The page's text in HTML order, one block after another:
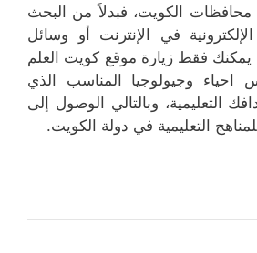
محافظات الكويت، فبدلاً من البحث
في الإنترنت أو وسائل
يمكنك فقط زيارة موقع كويت العلم
احياء وجيولوجيا المناسب الذي
التعليمية، وبالتالي الوصول إلى
التعليمية في دولة الكويت.